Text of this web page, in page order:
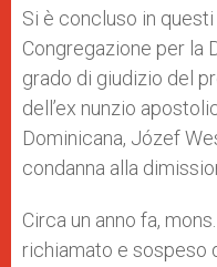
p
p
g
e
r
o
k
r
Si è concluso in
Congregazione per la
grado di giudizio del
dell’ex nunzio
Dominicana, Józef
condanna alla
Circa un anno fa,
richiamato e sospeso